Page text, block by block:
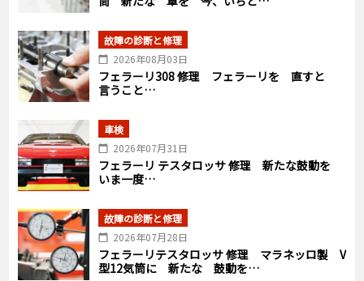
故障の診断と修理
2026年08月03日
フェラーリ308 修理 フェラーリを 直すと
言うこと…
車検
2026年07月31日
フェラーリ テスタロッサ 修理 新たな鼓動を
いま一度…
故障の診断と修理
2026年07月28日
フェラーリテスタロッサ 修理 マラネッロ製 V
型12気筒に 新たな 鼓動を…